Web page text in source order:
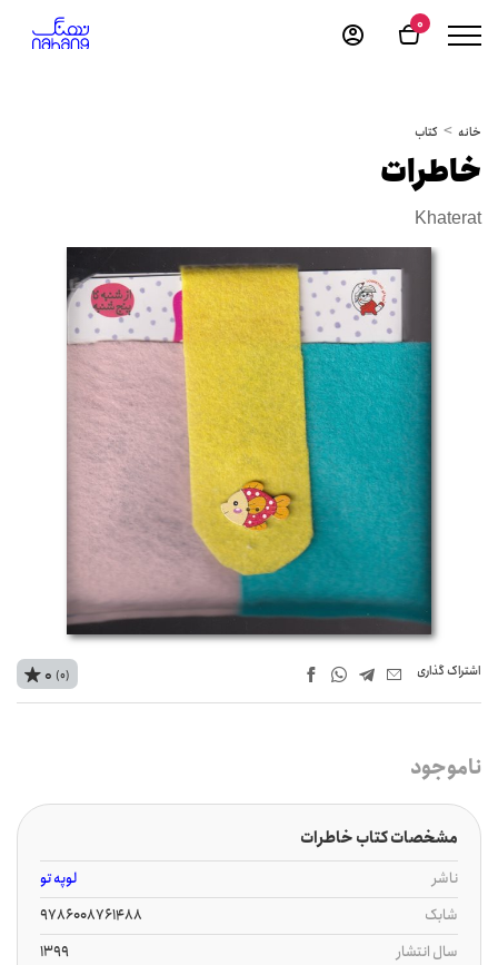
0
خانه کتاب
خاطرات
Khaterat
اشتراک‌ گذاری 0 (0)
ناموجود
مشخصات کتاب خاطرات
ناشر
لوپه تو
شابک
9786008761488
سال انتشار
1399